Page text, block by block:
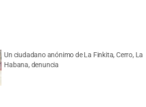
Un ciudadano anónimo de La Finkita, Cerro, La
Habana, denuncia